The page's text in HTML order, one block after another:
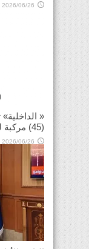
2026/06/26
«
(45) مركبة للوزارة من إحدى الدول
2026/06/26